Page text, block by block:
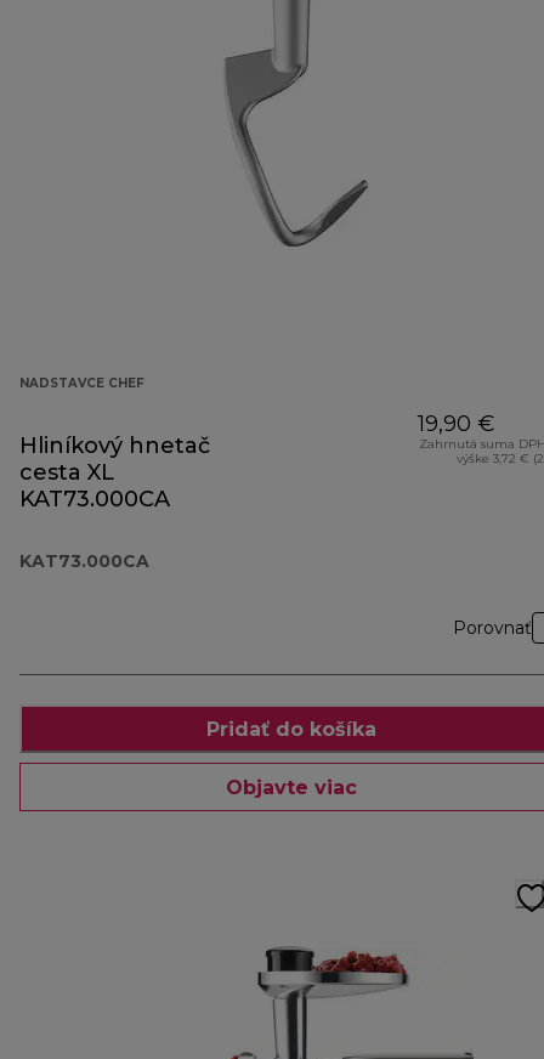
NADSTAVCE CHEF
Hliníkový hnetač
cesta XL
KAT73.000CA
KAT73.000CA
19,90 €
Zahrnutá suma
výške 3,72 €
Porovnať
Pridať do košíka
Objavte viac